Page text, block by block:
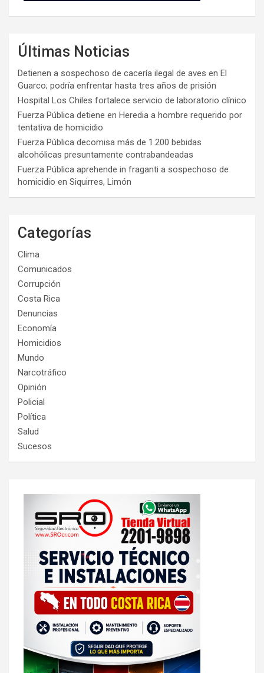
Últimas Noticias
Detienen a sospechoso de cacería ilegal de aves en El
Guarco; podría enfrentar hasta tres años de prisión
Hospital Los Chiles fortalece servicio de laboratorio clínico
Fuerza Pública detiene en Heredia a hombre requerido por
tentativa de homicidio
Fuerza Pública decomisa más de 1.200 bebidas
alcohólicas presuntamente contrabandeadas
Fuerza Pública aprehende in fraganti a sospechoso de
homicidio en Siquirres, Limón
Categorías
Clima
Comunicados
Corrupción
Costa Rica
Denuncias
Economía
Homicidios
Mundo
Narcotráfico
Opinión
Policial
Política
Salud
Sucesos